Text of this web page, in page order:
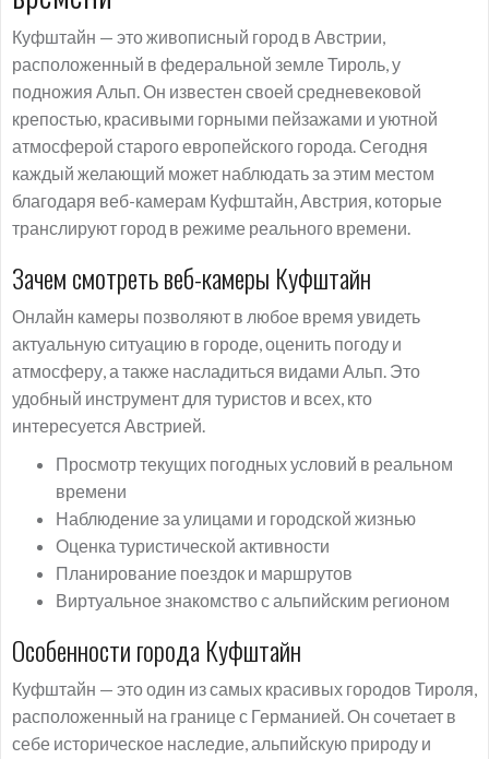
Куфштайн — это живописный город в Австрии,
расположенный в федеральной земле Тироль, у
подножия Альп. Он известен своей средневековой
крепостью, красивыми горными пейзажами и уютной
атмосферой старого европейского города. Сегодня
каждый желающий может наблюдать за этим местом
благодаря веб-камерам Куфштайн, Австрия, которые
транслируют город в режиме реального времени.
Зачем смотреть веб-камеры Куфштайн
Онлайн камеры позволяют в любое время увидеть
актуальную ситуацию в городе, оценить погоду и
атмосферу, а также насладиться видами Альп. Это
удобный инструмент для туристов и всех, кто
интересуется Австрией.
Просмотр текущих погодных условий в реальном
времени
Наблюдение за улицами и городской жизнью
Оценка туристической активности
Планирование поездок и маршрутов
Виртуальное знакомство с альпийским регионом
Особенности города Куфштайн
Куфштайн — это один из самых красивых городов Тироля,
расположенный на границе с Германией. Он сочетает в
себе историческое наследие, альпийскую природу и